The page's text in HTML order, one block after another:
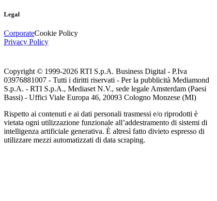
Legal
CorporateCookie Policy
Privacy Policy
Copyright © 1999-2026 RTI S.p.A. Business Digital - P.Iva
03976881007 - Tutti i diritti riservati - Per la pubblicità Mediamond
S.p.A. - RTI S.p.A., Mediaset N.V., sede legale Amsterdam (Paesi
Bassi) - Uffici Viale Europa 46, 20093 Cologno Monzese (MI)
Rispetto ai contenuti e ai dati personali trasmessi e/o riprodotti è
vietata ogni utilizzazione funzionale all’addestramento di sistemi di
intelligenza artificiale generativa. È altresì fatto divieto espresso di
utilizzare mezzi automatizzati di data scraping.